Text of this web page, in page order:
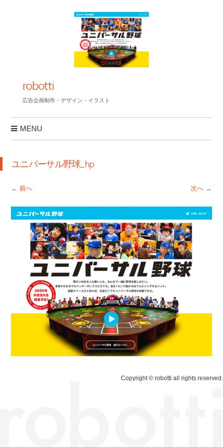
robotti
広告企画制作・デザイン・イラスト
MENU
ユニバーサル野球_hp
← 前へ 次へ →
Copyright © robotti all rights reserved.